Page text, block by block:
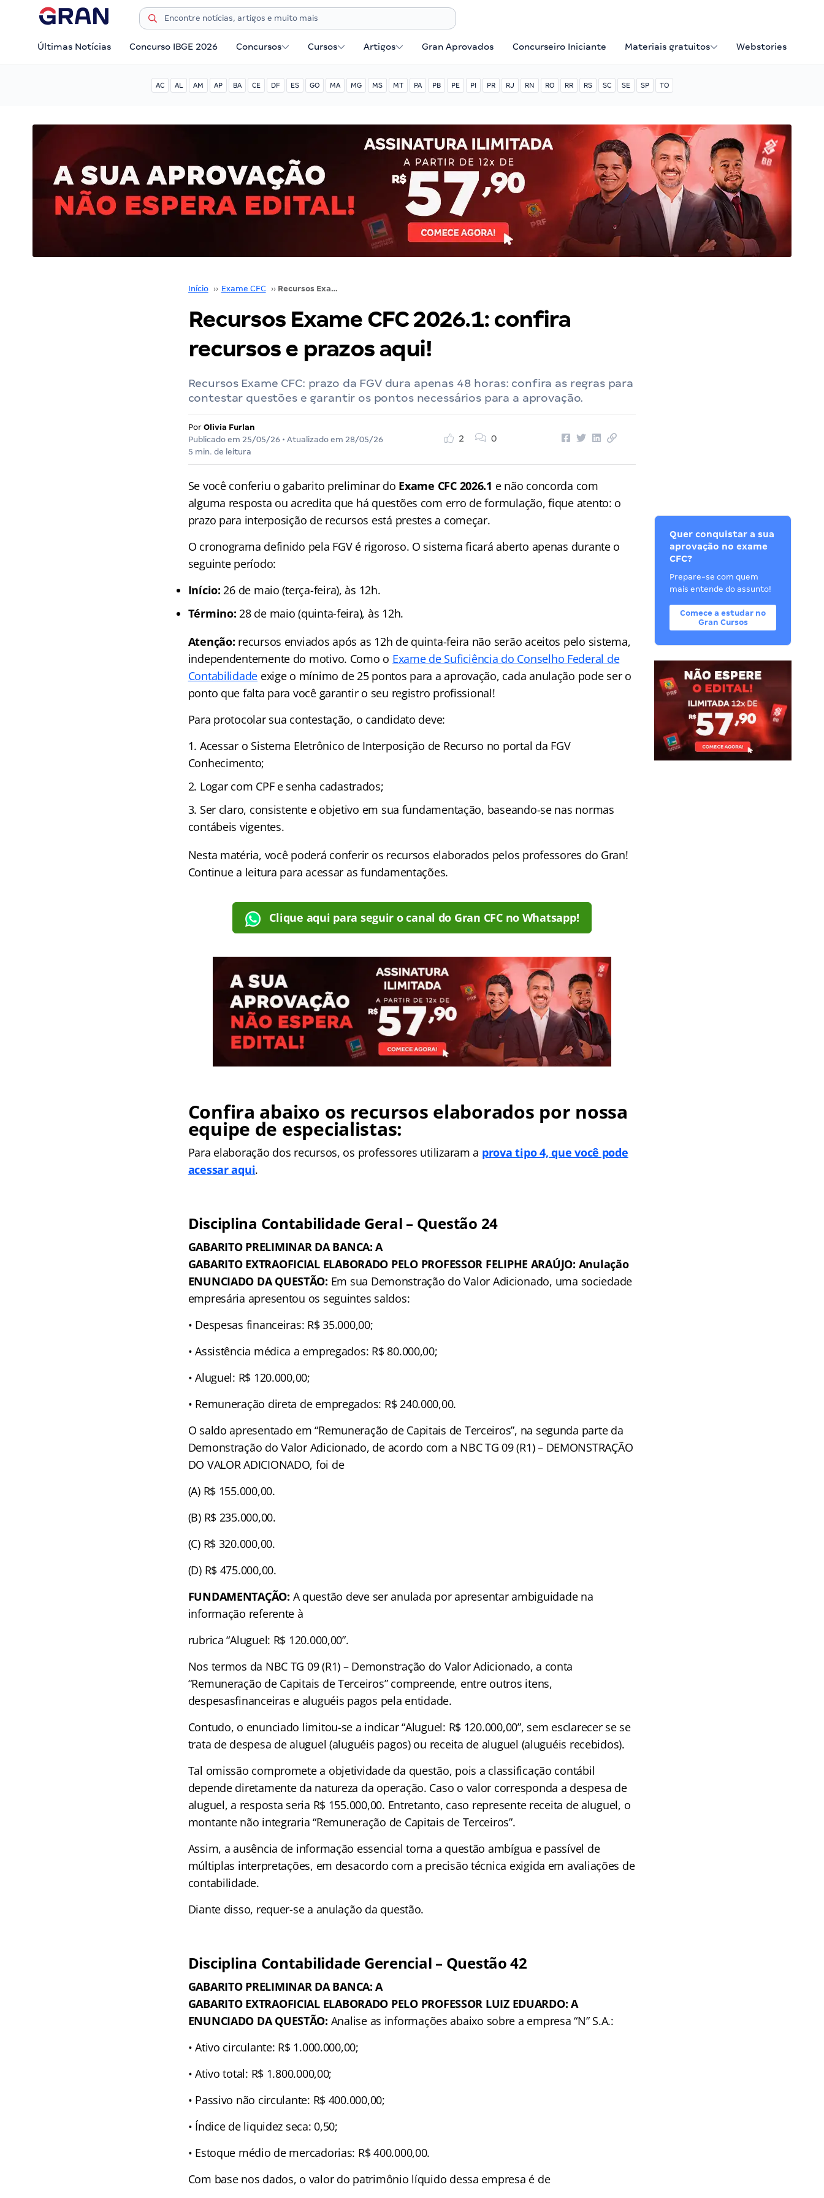
Últimas Notícias Concurso IBGE 2026 Concursos Cursos Artigos Gran Aprovados Concurseiro Iniciante Materiais gratuitos Webstories
AC AL AM AP BA CE DF ES GO MA MG MS MT PA PB PE PI PR RJ RN RO RR RS SC SE SP TO
Início ›› Exame CFC ›› Recursos Exame CFC 2026.1: confira recursos e prazos aqui!
Recursos Exame CFC 2026.1: confira
recursos e prazos aqui!
Recursos Exame CFC: prazo da FGV dura apenas 48 horas: confira as regras para
contestar questões e garantir os pontos necessários para a aprovação.
Por Olivia Furlan
Publicado em 25/05/26 • Atualizado em 28/05/26
5 min. de leitura
2 0
Se você conferiu o gabarito preliminar do Exame CFC 2026.1 e não concorda com
alguma resposta ou acredita que há questões com erro de formulação, fique atento: o
prazo para interposição de recursos está prestes a começar.
O cronograma definido pela FGV é rigoroso. O sistema ficará aberto apenas durante o
seguinte período:
Início: 26 de maio (terça-feira), às 12h.
Término: 28 de maio (quinta-feira), às 12h.
Atenção: recursos enviados após as 12h de quinta-feira não serão aceitos pelo sistema,
independentemente do motivo. Como o Exame de Suficiência do Conselho Federal de
Contabilidade exige o mínimo de 25 pontos para a aprovação, cada anulação pode ser o
ponto que falta para você garantir o seu registro profissional!
Para protocolar sua contestação, o candidato deve:
Acessar o Sistema Eletrônico de Interposição de Recurso no portal da FGV
Conhecimento;
Logar com CPF e senha cadastrados;
Ser claro, consistente e objetivo em sua fundamentação, baseando-se nas normas
contábeis vigentes.
Nesta matéria, você poderá conferir os recursos elaborados pelos professores do Gran!
Continue a leitura para acessar as fundamentações.
Clique aqui para seguir o canal do Gran CFC no Whatsapp!
Confira abaixo os recursos elaborados por nossa
equipe de especialistas:
Para elaboração dos recursos, os professores utilizaram a prova tipo 4, que você pode
acessar aqui.
Disciplina Contabilidade Geral – Questão 24
GABARITO PRELIMINAR DA BANCA: A
GABARITO EXTRAOFICIAL ELABORADO PELO PROFESSOR FELIPHE ARAÚJO: Anulação
ENUNCIADO DA QUESTÃO: Em sua Demonstração do Valor Adicionado, uma sociedade
empresária apresentou os seguintes saldos:
• Despesas financeiras: R$ 35.000,00;
• Assistência médica a empregados: R$ 80.000,00;
• Aluguel: R$ 120.000,00;
• Remuneração direta de empregados: R$ 240.000,00.
O saldo apresentado em “Remuneração de Capitais de Terceiros”, na segunda parte da
Demonstração do Valor Adicionado, de acordo com a NBC TG 09 (R1) – DEMONSTRAÇÃO
DO VALOR ADICIONADO, foi de
(A) R$ 155.000,00.
(B) R$ 235.000,00.
(C) R$ 320.000,00.
(D) R$ 475.000,00.
FUNDAMENTAÇÃO: A questão deve ser anulada por apresentar ambiguidade na
informação referente à
rubrica “Aluguel: R$ 120.000,00”.
Nos termos da NBC TG 09 (R1) – Demonstração do Valor Adicionado, a conta
“Remuneração de Capitais de Terceiros” compreende, entre outros itens,
despesasfinanceiras e aluguéis pagos pela entidade.
Contudo, o enunciado limitou-se a indicar “Aluguel: R$ 120.000,00”, sem esclarecer se se
trata de despesa de aluguel (aluguéis pagos) ou receita de aluguel (aluguéis recebidos).
Tal omissão compromete a objetividade da questão, pois a classificação contábil
depende diretamente da natureza da operação. Caso o valor corresponda a despesa de
aluguel, a resposta seria R$ 155.000,00. Entretanto, caso represente receita de aluguel, o
montante não integraria “Remuneração de Capitais de Terceiros”.
Assim, a ausência de informação essencial torna a questão ambígua e passível de
múltiplas interpretações, em desacordo com a precisão técnica exigida em avaliações de
contabilidade.
Diante disso, requer-se a anulação da questão.
Disciplina Contabilidade Gerencial – Questão 42
GABARITO PRELIMINAR DA BANCA: A
GABARITO EXTRAOFICIAL ELABORADO PELO PROFESSOR LUIZ EDUARDO: A
ENUNCIADO DA QUESTÃO: Analise as informações abaixo sobre a empresa “N” S.A.:
• Ativo circulante: R$ 1.000.000,00;
• Ativo total: R$ 1.800.000,00;
• Passivo não circulante: R$ 400.000,00;
• Índice de liquidez seca: 0,50;
• Estoque médio de mercadorias: R$ 400.000,00.
Com base nos dados, o valor do patrimônio líquido dessa empresa é de
Quer conquistar a sua
aprovação no exame
CFC?
Prepare-se com quem
mais entende do assunto!
Comece a estudar no
Gran Cursos